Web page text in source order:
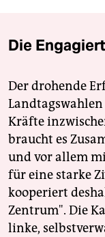
Die
Der drohende
Kräfte
braucht es
und vor allem
für eine starke
kooperiert
Zentrum". Die
linke,